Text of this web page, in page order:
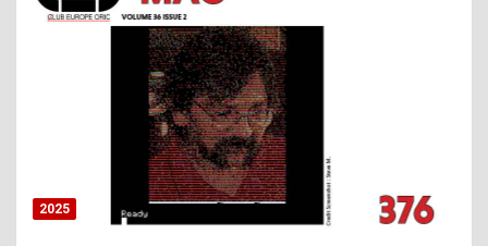
h
i
s
t
o
r
2025